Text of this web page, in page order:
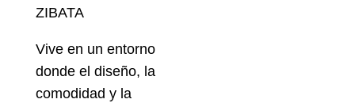
ZIBATA
Vive en un entorno
donde el diseño, la
comodidad y la